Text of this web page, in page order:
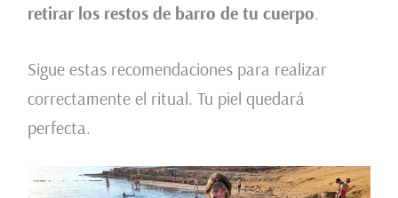
retirar los restos de barro de tu cuerpo.
Sigue estas recomendaciones para realizar
correctamente el ritual. Tu piel quedará
perfecta.